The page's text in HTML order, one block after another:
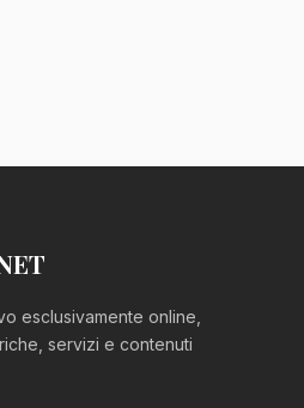
esclusivamente online,
servizi e contenuti